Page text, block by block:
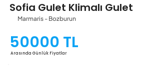
Sofia Gulet Klimalı Gulet
Marmaris - Bozburun
Arasında Günlük Fiyatlar
50000 TL